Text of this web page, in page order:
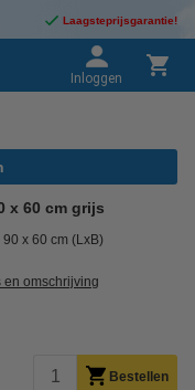
Laagsteprijsgarantie!
Inloggen
x 60 cm grijs
90 x 60 cm (LxB)
en omschrijving
Bestellen